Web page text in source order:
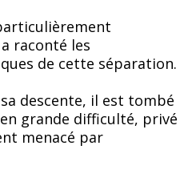
raconté les
de cette séparation.
descente, il est tombé
grande difficulté, privé
menacé par